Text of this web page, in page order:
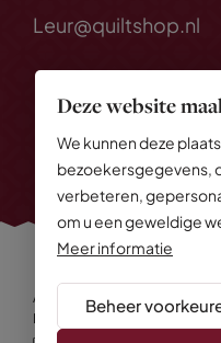
Deze website
We kunnen deze
bezoekersgegevens,
verbeteren,
om u een geweldige
Meer informatie
Beheer
Leur@quiltshop.nl
Alle rechten voorbehouden
Privacy Policy
Algemene